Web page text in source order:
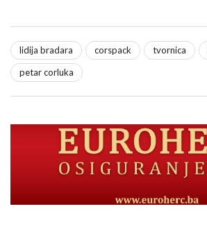
lidija bradara corspack tvornica
petar corluka